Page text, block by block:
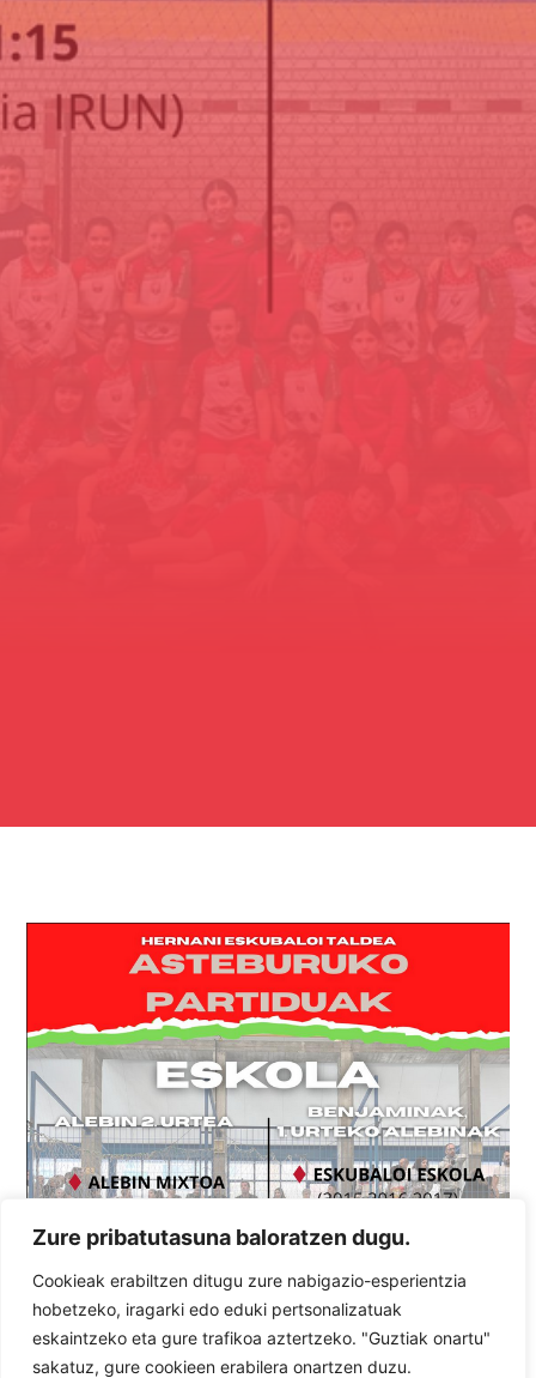
Zure pribatutasuna baloratzen dugu.
Cookieak erabiltzen ditugu zure nabigazio-esperientzia
hobetzeko, iragarki edo eduki pertsonalizatuak
eskaintzeko eta gure trafikoa aztertzeko. "Guztiak onartu"
sakatuz, gure cookieen erabilera onartzen duzu.